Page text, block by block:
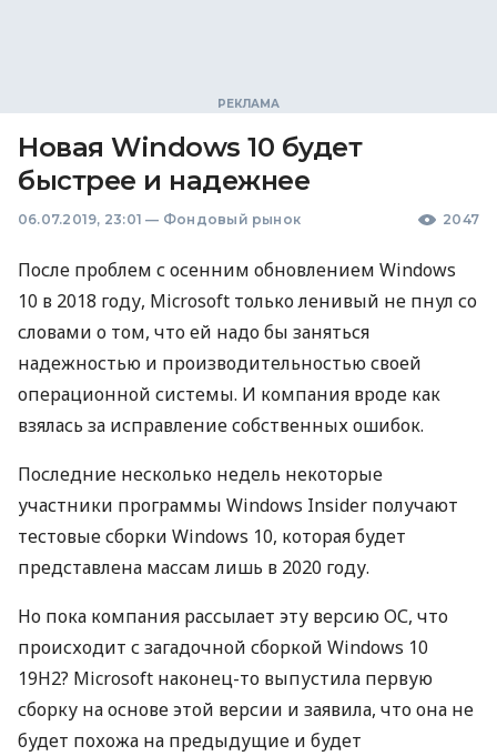
Новая Windows 10 будет
быстрее и надежнее
06.07.2019, 23:01 — Фондовый рынок 2047
После проблем с осенним обновлением Windows
10 в 2018 году, Microsoft только ленивый не пнул со
словами о том, что ей надо бы заняться
надежностью и производительностью своей
операционной системы. И компания вроде как
взялась за исправление собственных ошибок.
Последние несколько недель некоторые
участники программы Windows Insider получают
тестовые сборки Windows 10, которая будет
представлена массам лишь в 2020 году.
Но пока компания рассылает эту версию ОС, что
происходит с загадочной сборкой Windows 10
19H2? Microsoft наконец-то выпустила первую
сборку на основе этой версии и заявила, что она не
будет похожа на предыдущие и будет